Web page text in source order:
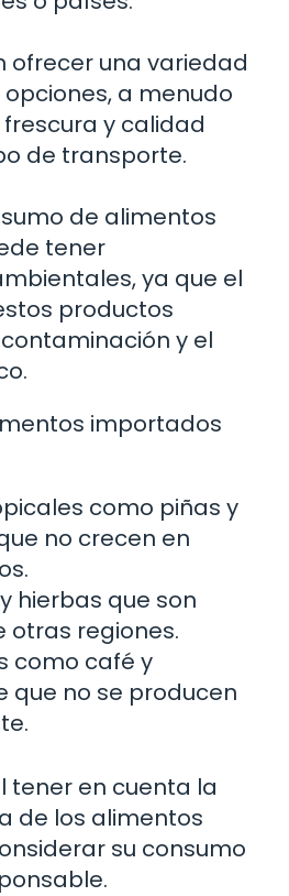
ofrecer una variedad
a menudo
y calidad
de transporte.
de alimentos
tener
ya que el
productos
y el
importados
como piñas y
no crecen en
hierbas que son
otras regiones.
como café y
que no se producen
tener en cuenta la
de los alimentos
su consumo